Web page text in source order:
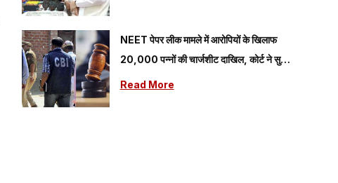
NEET पेपर लीक मामले में आरोपियों के खिलाफ
20,000 पन्नों की चार्जशीट दाखिल, कोर्ट ने सुनीं
CBI की दलीलें
Read More